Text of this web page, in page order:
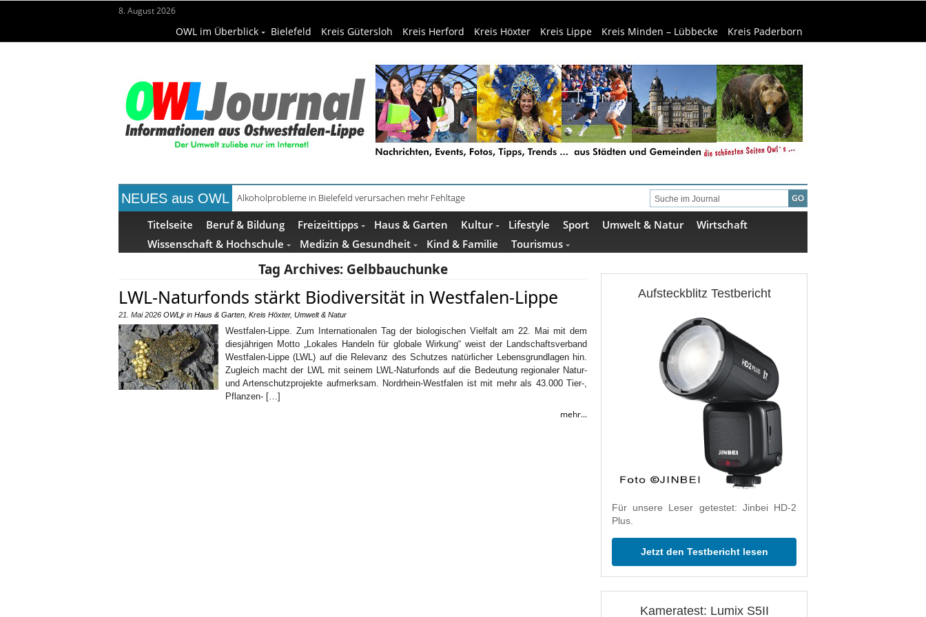
8. August 2026
OWL im Überblick Bielefeld Kreis Gütersloh Kreis Herford Kreis Höxter Kreis Lippe Kreis Minden – Lübbecke Kreis Paderborn
NEUES aus OWL
Alkoholprobleme in Bielefeld verursachen mehr Fehltage
Handgemachte Geschenkideen im Pop-up-Store in Büren
Titelseite Beruf & Bildung Freizeittipps Haus & Garten Kultur Lifestyle Sport Umwelt & Natur
Wirtschaft
Wissenschaft & Hochschule
Medizin & Gesundheit Kind & Familie Tourismus
Tag Archives: Gelbbauchunke
LWL-Naturfonds stärkt Biodiversität in Westfalen-Lippe
21. Mai 2026 OWLjr in Haus & Garten Kreis Höxter, Umwelt & Natur
Westfalen-Lippe. Zum Internationalen Tag der biologischen Vielfalt am 22. Mai mit dem
diesjährigen Motto „Lokales Handeln für globale Wirkung“ weist der Landschaftsverband
Westfalen-Lippe (LWL) auf die Relevanz des Schutzes natürlicher Lebensgrundlagen hin.
Zugleich macht der LWL mit seinem LWL-Naturfonds auf die Bedeutung regionaler Natur-
und Artenschutzprojekte aufmerksam. Nordrhein-Westfalen ist mit mehr als 43.000 Tier-,
Pflanzen- […]
mehr...
Aufsteckblitz Testbericht
Für unsere Leser getestet: Jinbei HD-2
Plus.
Jetzt den Testbericht lesen
Kameratest: Lumix S5II